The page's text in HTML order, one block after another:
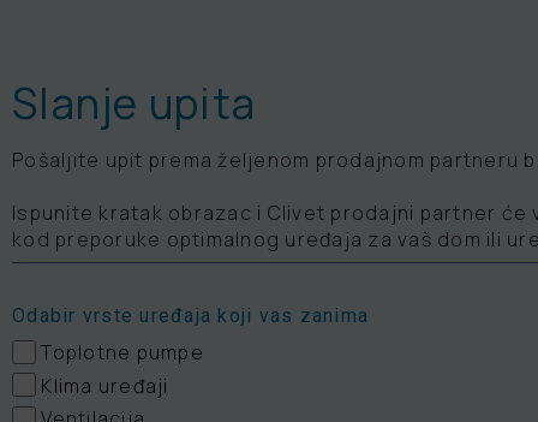
Slanje upita
Pošaljite upit prema željenom prodajnom partneru
Ispunite kratak obrazac i Clivet prodajni partner će
kod preporuke optimalnog uređaja za vaš dom ili
Odabir vrste uređaja koji vas zanima
Toplotne pumpe
Klima uređaji